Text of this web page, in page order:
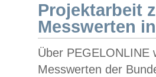
Projektarbeit
Messwerten
Über PEGELONLINE
Messwerten der